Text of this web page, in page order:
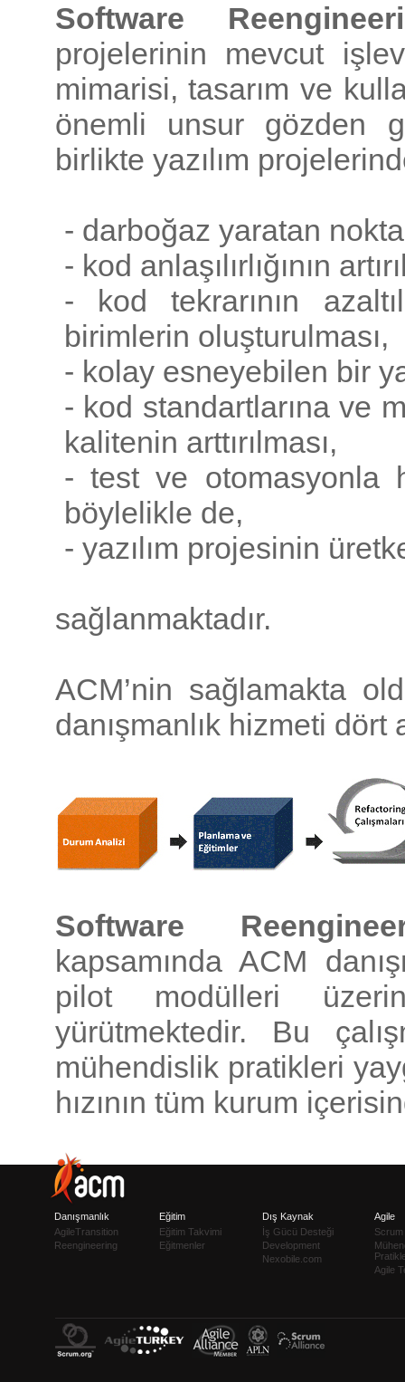
Software
projelerinin mevcut
mimarisi, tasarım ve
önemli unsur gözden
birlikte yazılım
- darboğaz yaratan
- kod anlaşılırlığının
- kod tekrarının
birimlerin oluşturulması,
- kolay esneyebilen bir
- kod standartlarına ve
kalitenin arttırılması,
- test ve otomasyonla
böylelikle de,
- yazılım projesinin
sağlanmaktadır.
ACM’nin sağlamakta
danışmanlık hizmeti
Software
kapsamında ACM
pilot modülleri
yürütmektedir. Bu
mühendislik pratikleri
hızının tüm kurum
Danışmanlık
AgileTransition
Reengineering
Eğitim
Eğitim Takvimi
Eğitmenler
Dış Kaynak
İş Gücü Desteği
Development
Nexobile.com
Agile
Scrum
Agile